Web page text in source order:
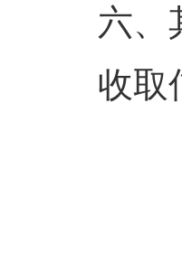
六、
收取